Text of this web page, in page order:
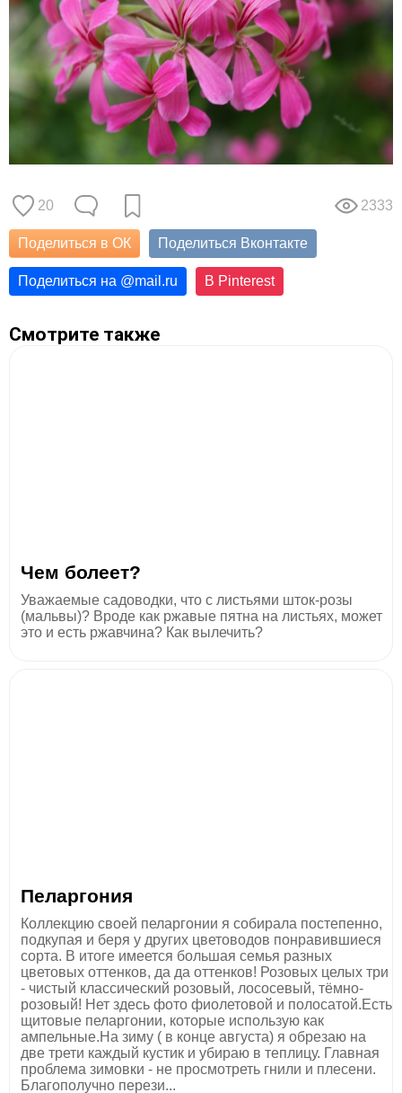
20 2333
Поделиться в ОК Поделиться Вконтакте
Поделиться на @mail.ru В Pinterest
Смотрите также
Чем болеет?
Уважаемые садоводки, что с листьями шток-розы
(мальвы)? Вроде как ржавые пятна на листьях, может
это и есть ржавчина? Как вылечить?
Пеларгония
Коллекцию своей пеларгонии я собирала постепенно,
подкупая и беря у других цветоводов понравившиеся
сорта. В итоге имеется большая семья разных
цветовых оттенков, да да оттенков! Розовых целых три
- чистый классический розовый, лососевый, тёмно-
розовый! Нет здесь фото фиолетовой и полосатой.Есть
щитовые пеларгонии, которые использую как
ампельные.На зиму ( в конце августа) я обрезаю на
две трети каждый кустик и убираю в теплицу. Главная
проблема зимовки - не просмотреть гнили и плесени.
Благополучно перези...